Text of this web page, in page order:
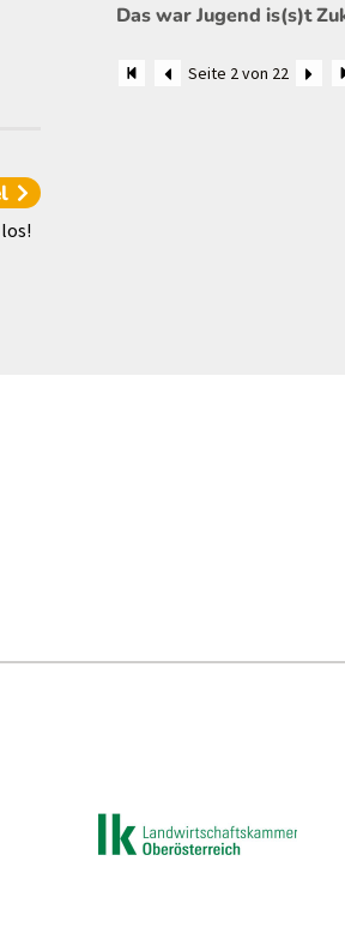
Das war Jugend is(s)t
Seite 2 von 22